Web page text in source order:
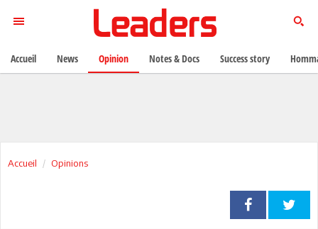
Accueil Opinions
Accueil News Opinion Notes & Docs Success story